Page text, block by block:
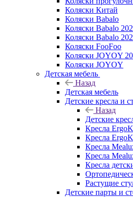
Коляски Китай
Коляски Babalo
Коляски Babalo
Коляски Babalo
Коляски FooFoo
Коляски JOYOY
Коляски JOYOY
Детская мебель
Назад
Детская мебель
Детские кресла и
Назад
Детские
Кресла
Кресла
Кресла
Кресла
Кресла
Растущие
Детские парты и